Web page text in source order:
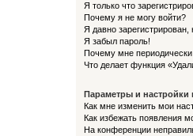
Я только что
Почему я не могу войти?
Я давно
Я забыл пароль!
Почему мне
Что делает функция
Параметры и настройки
Как мне изменить мои
Как избежать появления
На конференции